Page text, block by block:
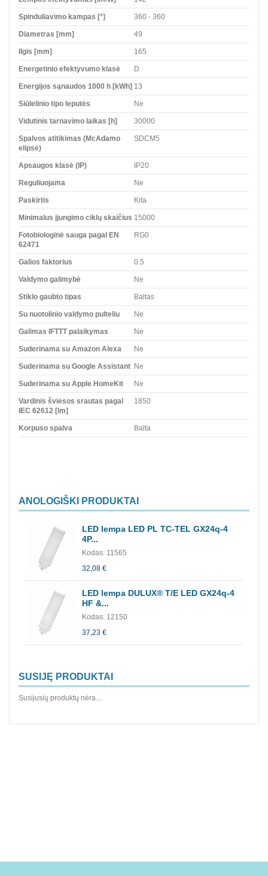
Spinduliavimo kampas [°] 360 - 360
Diametras [mm] 49
Ilgis [mm] 165
Energetinio efektyvumo klasė D
Energijos sąnaudos 1000 h [kWh] 13
Siūlelinio tipo leputės Ne
Vidutinis tarnavimo laikas [h] 30000
Spalvos atitikimas (McAdamo
elipsė)
SDCM5
Apsaugos klasė (IP) IP20
Reguliuojama Ne
Paskirtis Kita
Minimalus įjungimo ciklų skaičius 15000
Fotobiologinė sauga pagal EN
62471
RG0
Galios faktorius 0.5
Valdymo galimybė Ne
Stiklo gaubto tipas Baltas
Su nuotolinio valdymo pulteliu Ne
Galimas IFTTT palaikymas Ne
Suderinama su Amazon Alexa Ne
Suderinama su Google Assistant Ne
Suderinama su Apple HomeKit Ne
Vardinis šviesos srautas pagal
IEC 62612 [lm]
1850
Korpuso spalva Balta
ANOLOGIŠKI PRODUKTAI
LED lempa LED PL TC-TEL GX24q-4
4P...
Kodas: 11565
32,08 €
LED lempa DULUX® T/E LED GX24q-4
HF &...
Kodas: 12150
37,23 €
SUSIJĘ PRODUKTAI
Susijusių produktų nėra....